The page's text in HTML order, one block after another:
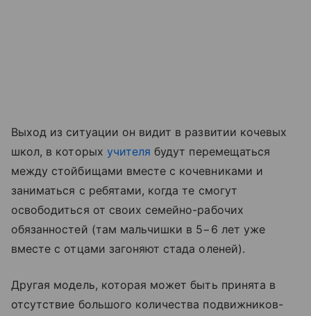
Выход из ситуации он видит в развитии кочевых
школ, в которых учителя будут перемещаться
между стойбищами вместе с кочевниками и
заниматься с ребятами, когда те смогут
освободиться от своих семейно-рабочих
обязанностей (там мальчишки в 5−6 лет уже
вместе с отцами загоняют стада оленей).
Другая модель, которая может быть принята в
отсутствие большого количества подвижников-